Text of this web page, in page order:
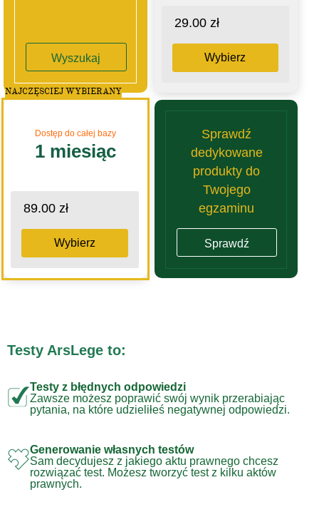
Wyszukaj
29.00 zł
Wybierz
Dostęp do całej bazy
1 miesiąc
89.00 zł
Wybierz
NAJCZĘSCIEJ WYBIERANY
Sprawdź
dedykowane
produkty do
Twojego
egzaminu
Sprawdź
Testy ArsLege to:
Testy z błędnych odpowiedzi
Zawsze możesz poprawić swój wynik przerabiając
pytania, na które udzieliłeś negatywnej odpowiedzi.
Generowanie własnych testów
Sam decydujesz z jakiego aktu prawnego chcesz
rozwiązać test. Możesz tworzyć test z kilku aktów
prawnych.